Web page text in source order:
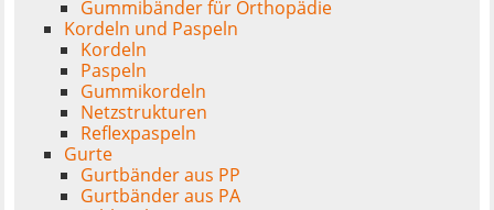
Gummibänder für Orthopädie
Kordeln und Paspeln
Kordeln
Paspeln
Gummikordeln
Netzstrukturen
Reflexpaspeln
Gurte
Gurtbänder aus PP
Gurtbänder aus PA